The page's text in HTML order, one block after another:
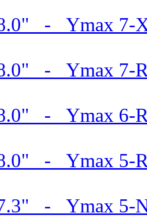
- Ymax 7-
- Ymax 7-
- Ymax 6-
- Ymax 5-
- Ymax 5-